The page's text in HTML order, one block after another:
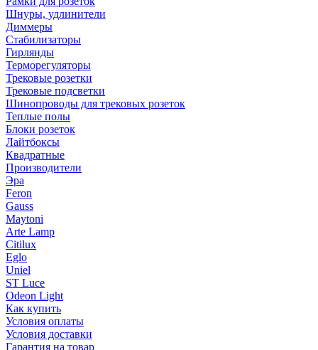
Шнуры, удлинители
Диммеры
Стабилизаторы
Гирлянды
Терморегуляторы
Трековые розетки
Трековые подсветки
Шинопроводы для трековых розеток
Теплые полы
Блоки розеток
Лайтбоксы
Квадратные
Производители
Эра
Feron
Gauss
Maytoni
Arte Lamp
Citilux
Eglo
Uniel
ST Luce
Odeon Light
Как купить
Условия оплаты
Условия доставки
Гарантия на товар